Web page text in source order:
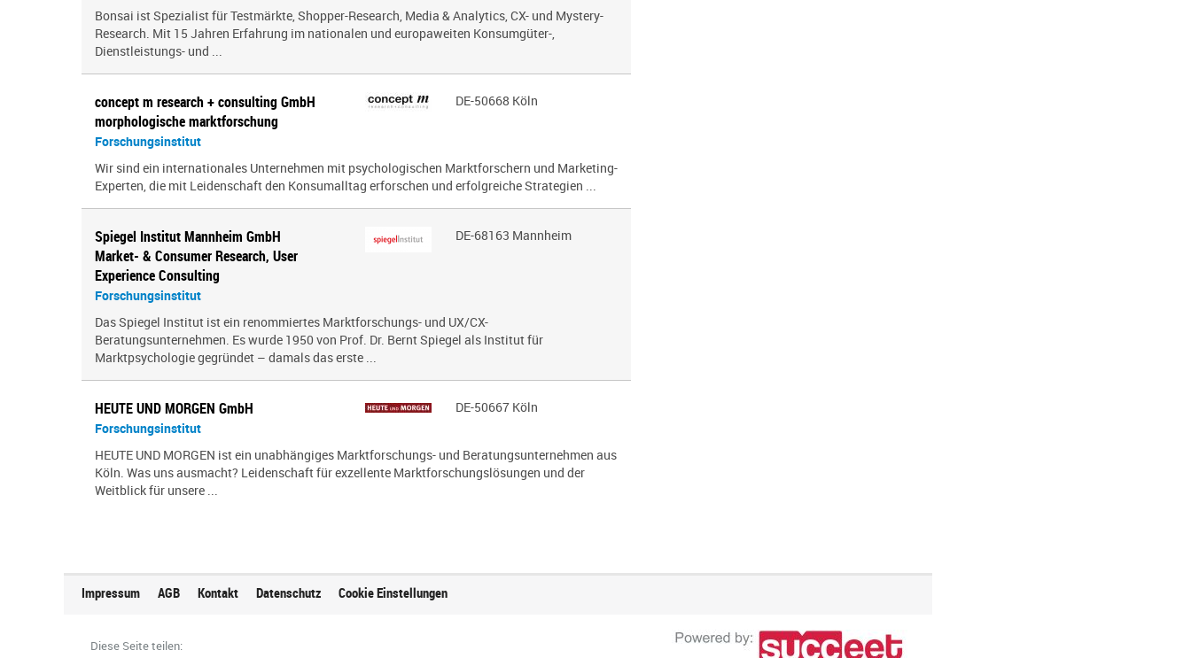
Bonsai ist Spezialist für Testmärkte, Shopper-Research, Media & Analytics, CX- und Mystery-
Research. Mit 15 Jahren Erfahrung im nationalen und europaweiten Konsumgüter-,
Dienstleistungs- und ...
concept m research + consulting GmbH
morphologische marktforschung
Forschungsinstitut
DE-50668 Köln
Wir sind ein inter­na­tio­nales Unternehmen mit psy­cho­lo­gi­schen Marktforschern und Marketing-
Experten, die mit Leidenschaft den Konsumalltag erfor­schen und erfolg­reiche Strategien ...
Spiegel Institut Mannheim GmbH
Market- & Consumer Research, User
Experience Consulting
Forschungsinstitut
DE-68163 Mannheim
Das Spiegel Institut ist ein renommiertes Marktforschungs- und UX/CX-
Beratungsunternehmen. Es wurde 1950 von Prof. Dr. Bernt Spiegel als Institut für
Marktpsychologie gegründet – damals das erste ...
HEUTE UND MORGEN GmbH
Forschungsinstitut
DE-50667 Köln
HEUTE UND MORGEN ist ein unabhängiges Marktforschungs- und Beratungsunternehmen aus
Köln. Was uns ausmacht? Leidenschaft für exzellente Marktforschungslösungen und der
Weitblick für unsere ...
Impressum AGB Kontakt Datenschutz Cookie Einstellungen
Diese Seite teilen: